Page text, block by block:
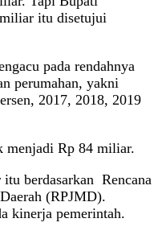
itu disetujui
pada rendahnya
perumahan, yakni
2017, 2018, 2019
menjadi Rp 84 miliar.
berdasarkan Rencana
(RPJMD).
kinerja pemerintah.